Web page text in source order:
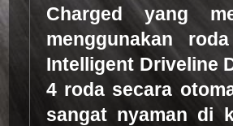
Charged yang
menggunakan
Intelligent Driveline
4 roda secara
sangat nyaman di